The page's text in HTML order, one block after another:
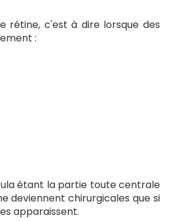
rétine, c'est à dire lorsque des
:
étant la partie toute centrale
deviennent chirurgicales que si
apparaissent.